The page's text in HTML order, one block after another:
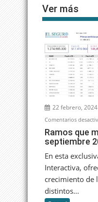
Ver más
22 febrero, 2024
Comentarios
Ramos que
septiembre
En esta
Interactiva,
crecimiento de
distintos...